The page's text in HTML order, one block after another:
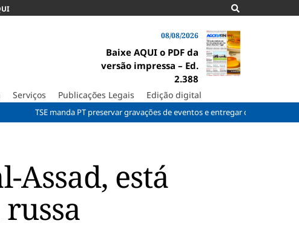
08/08/2026
Baixe AQUI o PDF da
versão impressa – Ed.
2.388
Serviços Publicações Legais Edição digital
manda PT preservar gravações de eventos e entregar documentos à Corte
Assad, está